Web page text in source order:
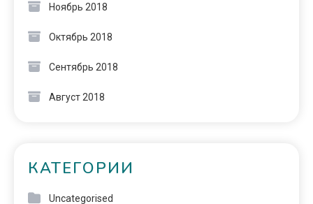
Ноябрь 2018
Октябрь 2018
Сентябрь 2018
Август 2018
КАТЕГОРИИ
Uncategorised